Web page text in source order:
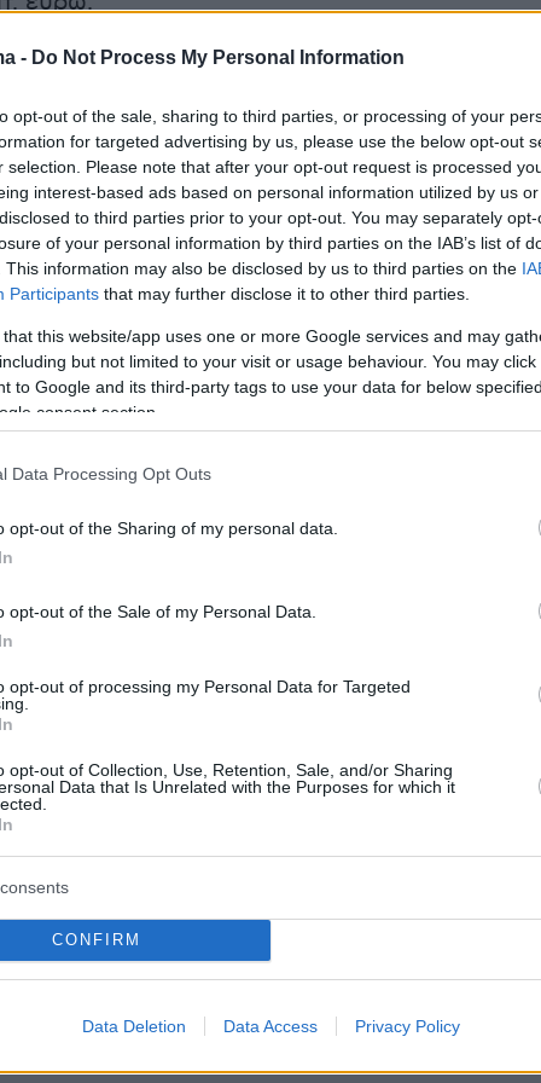
- Do Not Process My Personal Information
opt-out of the sale, sharing to third parties, or processing of your
for targeted advertising by us, please use the below opt-out
selection. Please note that after your opt-out request is processed
interest-based ads based on personal information utilized by us
to third parties prior to your opt-out. You may separately
of your personal information by third parties on the IAB’s list of
This information may also be disclosed by us to third parties on the
Participants that may further disclose it to other third parties.
that this website/app uses one or more Google services and may
but not limited to your visit or usage behaviour. You may
to Google and its third-party tags to use your data for below
consent section.
Data Processing Opt Outs
opt-out of the Sharing of my personal data.
opt-out of the Sale of my Personal Data.
opt-out of processing my Personal Data for Targeted
opt-out of Collection, Use, Retention, Sale, and/or Sharing
Data that Is Unrelated with the Purposes for which it
CONFIRM
Data Deletion Data Access Privacy Policy
οριστεί ανά πάροχο με βάση τον αριθμό
που αυτός εκτέλεσε το αντίστοιχο
προηγούμενου έτους –η ηλεκτρονική
εξετάσεων που έγινε για πρώτη πέρυσι
έτος αναφοράς για τις εργαστηριακές
ευνοϊκότερες, ρυθμίσεις προβλέπονται
εργαστηριακούς γιατρούς.
εργαστήριο είχε εκτελέσει τον
2013 10.000 εξετάσεις, ο αριθμός αυτός
το πλαφόν κλείνει πριν από το
τέλος του μήνα, τότε ο ασφαλισμένος του
εκτελεί σε άλλο εργαστήριο.
των εργαστηρίων θα αναρτάται
όπως γίνεται σήμερα και με τη διαθεσιμότητα
γιατρών που είναι συμβεβλημένοι με τον
τον τρόπο, εκτιμάται ότι δεν
μονοπώλια και ότι θα προστατευθούν
ιδίως οι μεμονωμένοι
γιατροί.